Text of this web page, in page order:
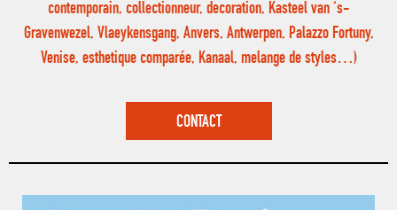
contemporain, collectionneur, decoration, Kasteel van ‘s-
Gravenwezel, Vlaeykensgang, Anvers, Antwerpen, Palazzo Fortuny,
Venise, esthetique comparée, Kanaal, melange de styles…)
CONTACT